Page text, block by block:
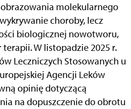
molekularnego
choroby, lecz
biologicznej nowotworu,
W listopadzie 2025 r.
Leczniczych Stosowanych u
Agencji Leków
opinię dotyczącą
na dopuszczenie do obrotu